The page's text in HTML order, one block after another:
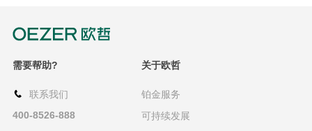
需要帮助?
联系我们
400-8526-888
关于欧哲
铂金服务
可持续发展